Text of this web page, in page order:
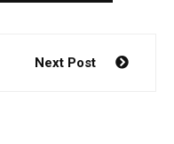
Next Post